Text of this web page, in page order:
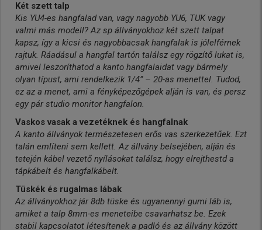
Két szett talp
Kis YU4-es hangfalad van, vagy nagyobb YU6, TUK vagy
valmi más modell? Az sp állványokhoz két szett talpat
kapsz, így a kicsi és nagyobbacsak hangfalak is jólelférnek
rajtuk. Ráadásul a hangfal tartón találsz egy rögzítő lukat is,
amivel leszoríthatod a kanto hangfalaidat vagy bármely
olyan típust, ami rendelkezik 1/4” – 20-as menettel. Tudod,
ez az a menet, ami a fényképezőgépek alján is van, és persz
egy pár studio monitor hangfalon.
Vaskos vasak a vezetéknek és hangfalnak
A kanto állványok természetesen erős vas szerkezetűek. Ezt
talán említeni sem kellett. Az állvány belsejében, alján és
tetején kábel vezető nyílásokat találsz, hogy elrejthestd a
tápkábelt és hangfalkábelt.
Tüskék és rugalmas lábak
Az állványokhoz jár 8db tüske és ugyanennyi gumi láb is,
amiket a talp 8mm-es meneteibe csavarhatsz be. Ezek
stabil kapcsolatot létesítenek a padló és az állvány között